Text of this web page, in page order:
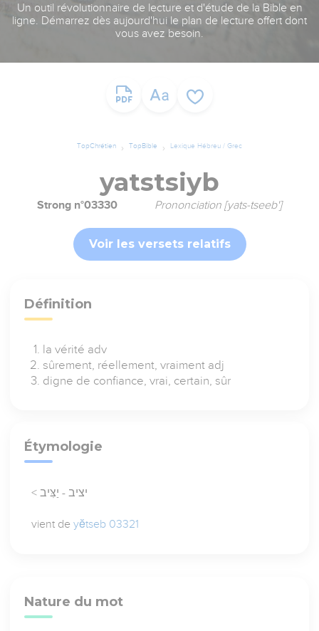
Un outil révolutionnaire de lecture et d'étude de la Bible en
ligne. Démarrez dès aujourd'hui le plan de lecture offert dont
vous avez besoin.
TopChrétien TopBible Lexique Hébreu / Grec
yatstsiyb
Strong n°03330 Prononciation [yats-tseeb']
Voir les versets relatifs
Définition
la vérité adv
sûrement, réellement, vraiment adj
digne de confiance, vrai, certain, sûr
Étymologie
< יציב - יַצִּיב
vient deyĕtseb 03321
Nature du mot